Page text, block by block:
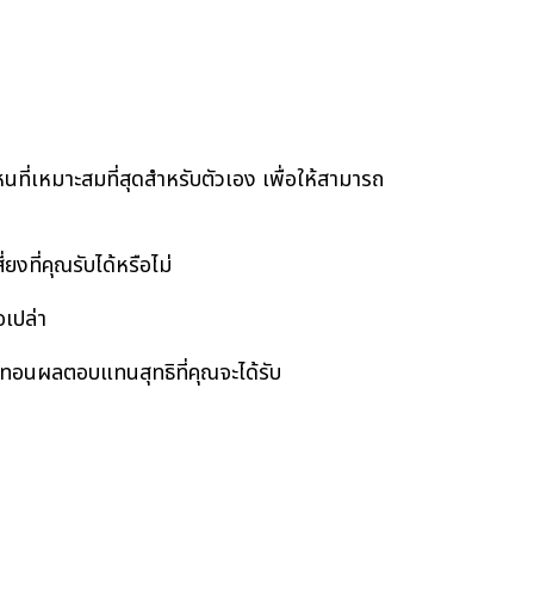
หมาะสมที่สุดสำหรับตัวเอง เพื่อให้สามารถ
ยงที่คุณรับได้หรือไม่
ปล่า
ทอนผลตอบแทนสุทธิที่คุณจะได้รับ